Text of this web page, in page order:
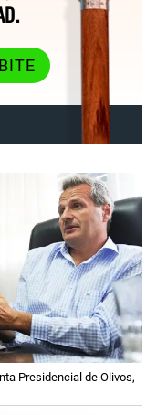
Presidencial de Olivos,